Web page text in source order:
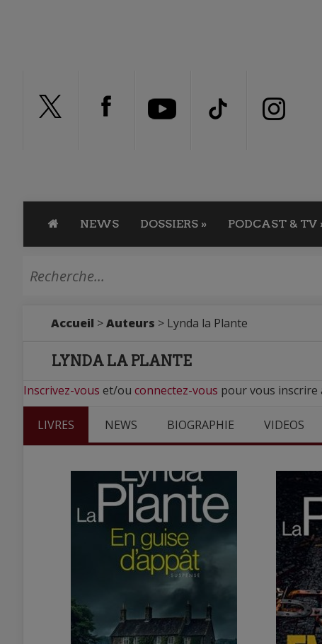
NEWS DOSSIERS » PODCAST & TV
Accueil >Auteurs > Lynda la Plante
LYNDA LA PLANTE
Inscrivez-vous et/ou connectez-vous pour vous inscrire
LIVRES NEWS BIOGRAPHIE VIDEOS